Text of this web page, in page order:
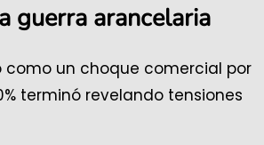
guerra arancelaria
como un choque comercial por
terminó revelando tensiones